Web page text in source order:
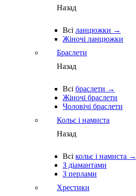
Назад
Всі ланцюжки →
Жіночі ланцюжки
Браслети
Назад
Всі браслети →
Жіночі браслети
Чоловічі браслети
Кольє і намиста
Назад
Всі кольє і намиста →
З діамантами
З перлами
Хрестики